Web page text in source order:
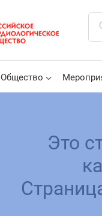
Общество
Это